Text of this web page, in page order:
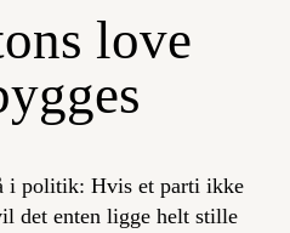
love
i politik: Hvis et parti ikke
det enten ligge helt stille